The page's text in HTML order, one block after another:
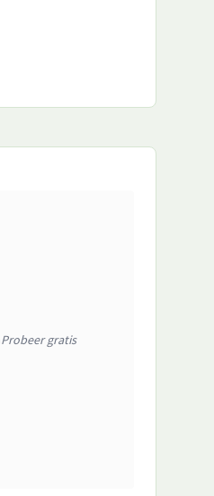
Probeer gratis